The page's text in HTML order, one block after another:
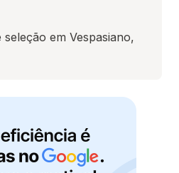
em Vespasiano,